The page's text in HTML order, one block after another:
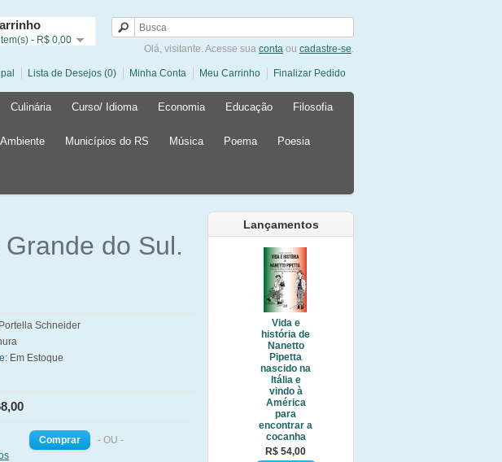
- R$ 0,00
Olá, visitante. Acesse sua conta ou cadastre-se.
Lista de Desejos (0) Minha Conta Meu Carrinho Finalizar Pedido
Culinária Curso/ Idioma Economia Educação Filosofia
Municípios do RS Música Poema Poesia
Lançamentos
Vida e
história de
Nanetto
Pipetta
nascido na
Itália e
vindo à
América
para
encontrar a
cocanha
R$ 54,00
do Sul.
Schneider
Em Estoque
- OU -